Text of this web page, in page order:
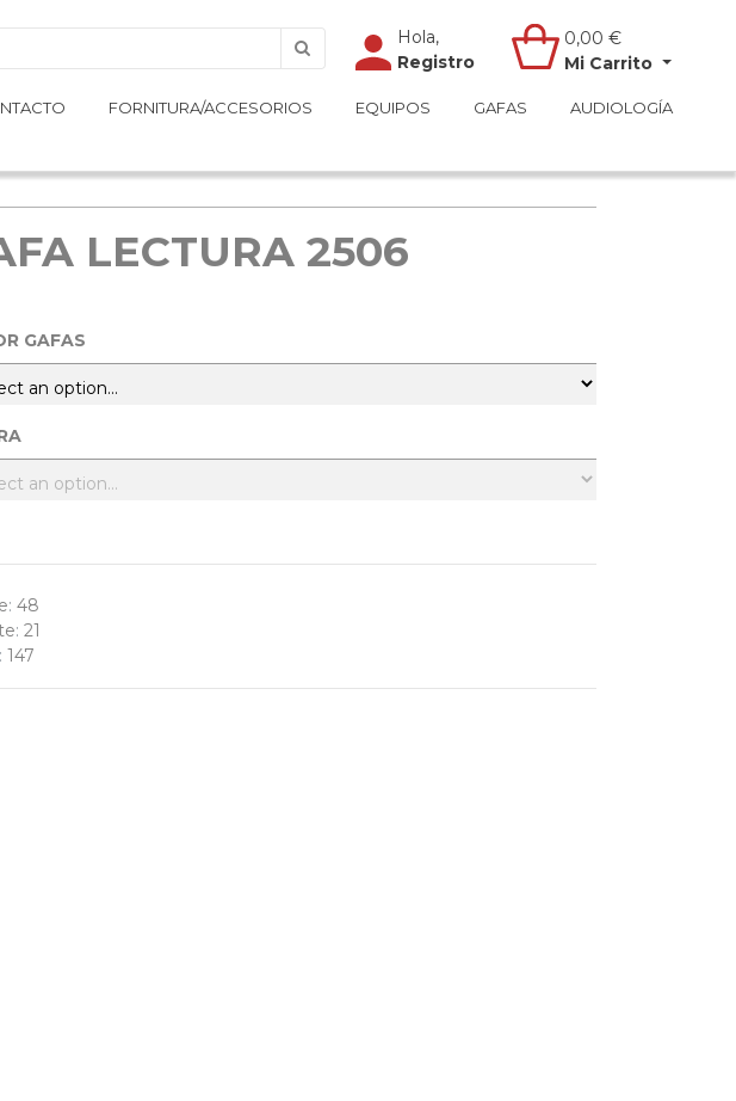
Hola,
Registro
0,00 €
Mi Carrito
FORNITURA/ACCESORIOS EQUIPOS GAFAS AUDIOLOGÍA
Hola,
Registro
0,00 €
Mi Carrito
FORNITURA/ACCESORIOS EQUIPOS GAFAS AUDIOLOGÍA
LECTURA 2506
GAFAS
: 48
: 21
: 147